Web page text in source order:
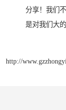
分享！我们
是对我们大
http://